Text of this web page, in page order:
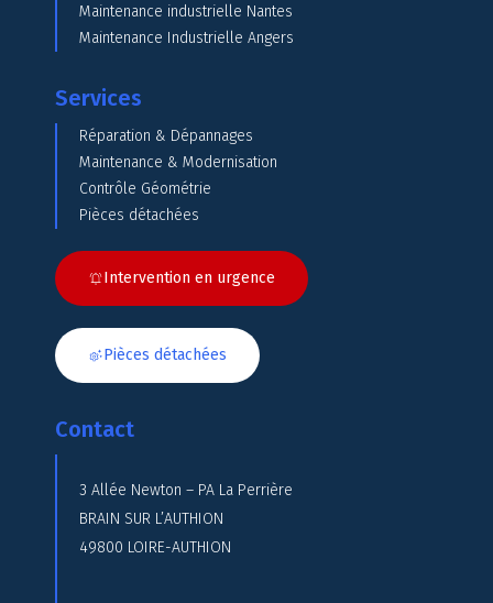
Maintenance industrielle Nantes
Maintenance Industrielle Angers
Services
Réparation & Dépannages
Maintenance & Modernisation
Contrôle Géométrie
Pièces détachées
Intervention en urgence
Pièces détachées
Contact
3 Allée Newton – PA La Perrière
BRAIN SUR L’AUTHION
49800 LOIRE-AUTHION